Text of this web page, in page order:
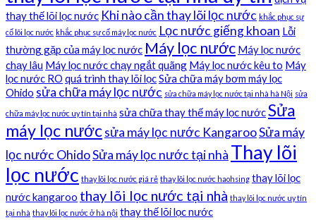
thay thế lõi lọc nước Khi nào cần thay lõi lọc nước khắc phục sự
cố lõi lọc nước khắc phục sự cố máy lọc nước Lọc nước giếng khoan Lỗi
thường gặp của máy lọc nước Máy lọc nước Máy lọc nước
chạy lâu Máy lọc nước chạy ngắt quãng Máy lọc nước kêu to Máy
lọc nước RO quá trình thay lõi lọcSửa chữa máy bơm máy lọc
Ohido sửa chữa máy lọc nước sửa chữa máy lọc nước tại nhà hà Nội sửa
chữa máy lọc nước uy tín tại nhà sửa chữa thay thế máy lọc nướcSửa
máy lọc nướcsửa máy lọc nước KangarooSửa máy
lọc nước OhidoSửa máy lọc nước tại nhà Thay lõi
lọc nước thay lõi lọc nước giá rẻ thay lõi lọc nước haohsing thay lõi lọc
nước kangaroo thay lõi lọc nước tại nhà thay lõi lọc nước uy tín
tại nhà thay lõi lọc nước ở hà nội thay thế lõi lọc nước